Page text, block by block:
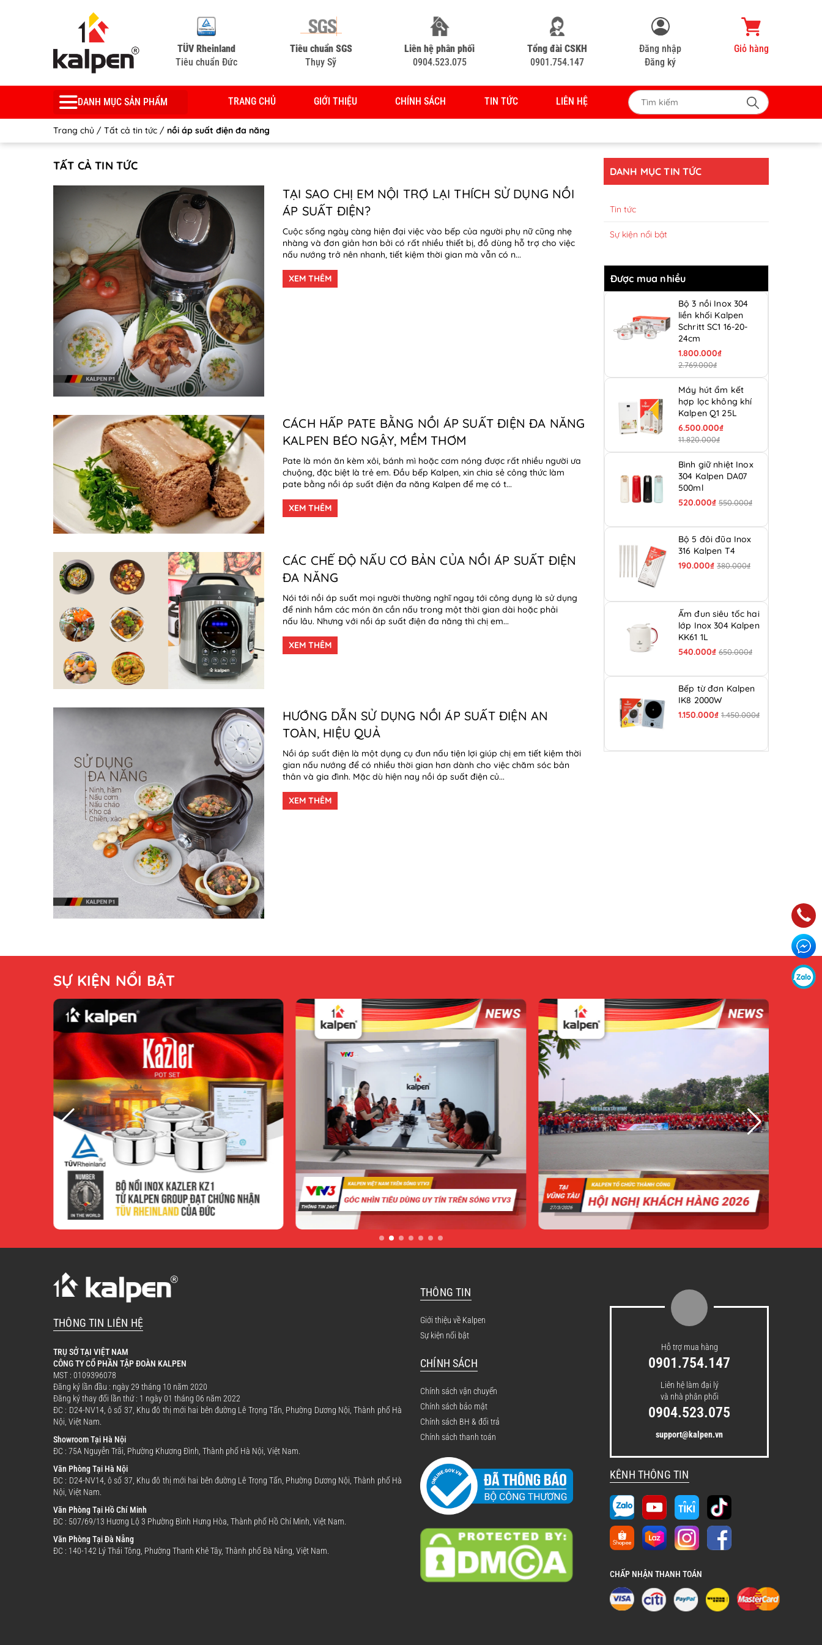
TÜV Rheinland
Tiêu chuẩn Đức
Tiêu chuẩn SGS
Thụy Sỹ
Liên hệ phân phối
0904.523.075
Tổng đài CSKH
0901.754.147
Đăng nhập
Đăng ký
Giỏ hàng
DANH MỤC SẢN PHẨM TRANG CHỦ GIỚI THIỆU CHÍNH SÁCH TIN TỨC LIÊN HỆ
Trang chủ / Tất cả tin tức / nồi áp suất điện đa năng
TẤT CẢ TIN TỨC
TẠI SAO CHỊ EM NỘI TRỢ LẠI THÍCH SỬ DỤNG NỒI
ÁP SUẤT ĐIỆN?
Cuộc sống ngày càng hiện đại việc vào bếp của người phụ nữ cũng nhẹ
nhàng và đơn giản hơn bởi có rất nhiều thiết bị, đồ dùng hỗ trợ cho việc
nấu nướng trở nên nhanh, tiết kiệm thời gian mà vẫn có n...
XEM THÊM
CÁCH HẤP PATE BẰNG NỒI ÁP SUẤT ĐIỆN ĐA NĂNG
KALPEN BÉO NGẬY, MỀM THƠM
Pate là món ăn kèm xôi, bánh mì hoặc cơm nóng được rất nhiều người ưa
chuộng, đặc biệt là trẻ em. Đầu bếp Kalpen, xin chia sẻ công thức làm
pate bằng nồi áp suất điện đa năng Kalpen để mẹ có t...
XEM THÊM
CÁC CHẾ ĐỘ NẤU CƠ BẢN CỦA NỒI ÁP SUẤT ĐIỆN
ĐA NĂNG
Nói tới nồi áp suất mọi người thường nghĩ ngay tới công dụng là sử dụng
để ninh hầm các món ăn cần nấu trong một thời gian dài hoặc phải
nấu lâu. Nhưng với nồi áp suất điện đa năng thì chị em...
XEM THÊM
HƯỚNG DẪN SỬ DỤNG NỒI ÁP SUẤT ĐIỆN AN
TOÀN, HIỆU QUẢ
Nồi áp suất điện là một dụng cụ đun nấu tiện lợi giúp chị em tiết kiệm thời
gian nấu nướng để có nhiều thời gian hơn dành cho việc chăm sóc bản
thân và gia đình. Mặc dù hiện nay nồi áp suất điện củ...
XEM THÊM
DANH MỤC TIN TỨC
Tin tức
Sự kiện nổi bật
Được mua nhiều
Bộ 3 nồi Inox 304
liền khối Kalpen
Schritt SC1 16-20-
24cm
1.800.000₫
2.769.000₫
Máy hút ẩm kết
hợp lọc không khí
Kalpen Q1 25L
6.500.000₫
11.820.000₫
Bình giữ nhiệt Inox
304 Kalpen DA07
500ml
520.000₫ 550.000₫
Bộ 5 đôi đũa Inox
316 Kalpen T4
190.000₫ 380.000₫
Ấm đun siêu tốc hai
lớp Inox 304 Kalpen
KK61 1L
540.000₫ 650.000₫
Bếp từ đơn Kalpen
IK8 2000W
1.150.000₫ 1.450.000₫
SỰ KIỆN NỔI BẬT
THÔNG TIN LIÊN HỆ
TRỤ SỞ TẠI VIỆT NAM
CÔNG TY CỔ PHẦN TẬP ĐOÀN KALPEN
MST : 0109396078
Đăng ký lần đầu : ngày 29 tháng 10 năm 2020
Đăng ký thay đổi lần thứ : 1 ngày 01 tháng 06 năm 2022
ĐC : D24-NV14, ô số 37, Khu đô thị mới hai bên đường Lê Trọng Tấn, Phường Dương Nội, Thành phố Hà
Nội, Việt Nam.
Showroom Tại Hà Nội
ĐC : 75A Nguyễn Trãi, Phường Khương Đình, Thành phố Hà Nội, Việt Nam.
Văn Phòng Tại Hà Nội
ĐC : D24-NV14, ô số 37, Khu đô thị mới hai bên đường Lê Trọng Tấn, Phường Dương Nội, Thành phố Hà
Nội, Việt Nam.
Văn Phòng Tại Hồ Chí Minh
ĐC : 507/69/13 Hương Lộ 3 Phường Bình Hưng Hòa, Thành phố Hồ Chí Minh, Việt Nam.
Văn Phòng Tại Đà Nẵng
ĐC : 140-142 Lý Thái Tông, Phường Thanh Khê Tây, Thành phố Đà Nẵng, Việt Nam.
THÔNG TIN
Giới thiệu về Kalpen
Sự kiện nổi bật
CHÍNH SÁCH
Chính sách vận chuyển
Chính sách bảo mật
Chính sách BH & đổi trả
Chính sách thanh toán
Hỗ trợ mua hàng
0901.754.147
Liên hệ làm đại lý
và nhà phân phối
0904.523.075
support@kalpen.vn
KÊNH THÔNG TIN
CHẤP NHẬN THANH TOÁN